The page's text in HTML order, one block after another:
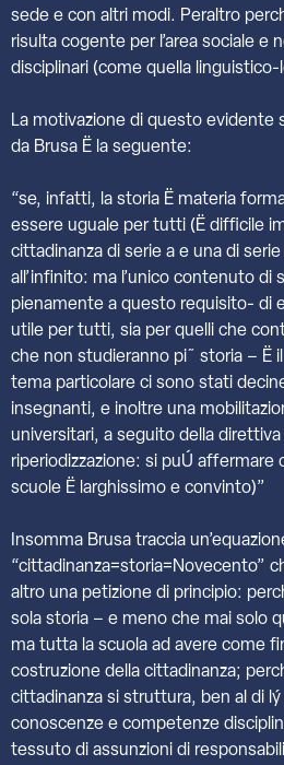
sede e con altri modi. Peraltro
risulta cogente per l’area sociale e
disciplinari (come quella
La motivazione di questo
da Brusa Ë la seguente:
“se, infatti, la storia Ë materia
essere uguale per tutti (Ë difficile
cittadinanza di serie a e una di
all’infinito: ma l’unico contenuto di
pienamente a questo requisito- di
utile per tutti, sia per quelli che
che non studieranno pi˜ storia – Ë
tema particolare ci sono stati
insegnanti, e inoltre una
universitari, a seguito della
riperiodizzazione: si puÚ affermare
scuole Ë larghissimo e convinto)”
Insomma Brusa traccia
“cittadinanza=storia=Novecento”
altro una petizione di principio:
sola storia – e meno che mai solo
ma tutta la scuola ad avere come
costruzione della cittadinanza;
cittadinanza si struttura, ben al di
conoscenze e competenze
tessuto di assunzioni di